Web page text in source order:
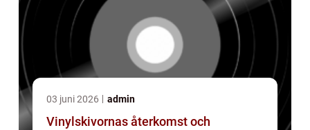
03 juni 2026 admin
Vinylskivornas återkomst och